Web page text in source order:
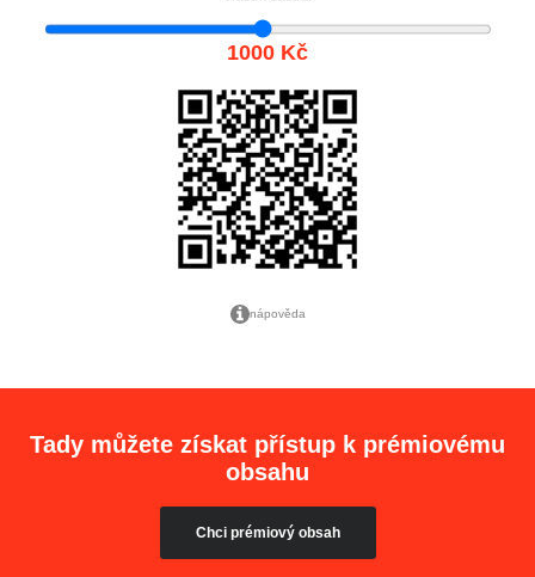
1000 Kč
nápověda
Tady můžete získat přístup k prémiovému
obsahu
Chci prémiový obsah